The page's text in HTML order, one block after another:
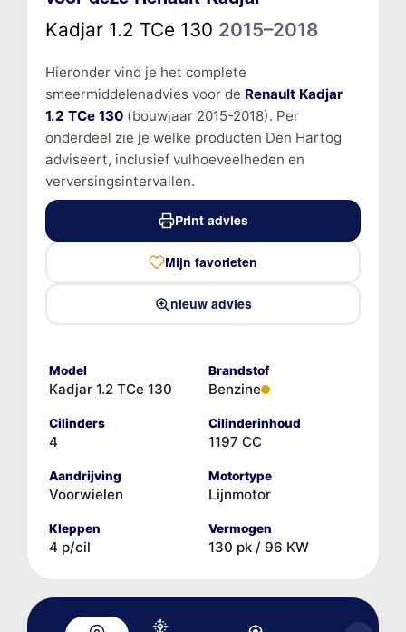
Kadjar 1.2 TCe 130 2015–2018
Hieronder vind je het complete
smeermiddelenadvies voor de Renault Kadjar
1.2 TCe 130(bouwjaar 2015-2018). Per
onderdeel zie je welke producten Den Hartog
adviseert, inclusief vulhoeveelheden en
verversingsintervallen.
Print advies
Mijn favorieten
nieuw advies
Model
Kadjar 1.2 TCe 130
Brandstof
Benzine
Cilinders
4
Cilinderinhoud
1197 CC
Aandrijving
Voorwielen
Motortype
Lijnmotor
Kleppen
4 p/cil
Vermogen
130 pk / 96 KW